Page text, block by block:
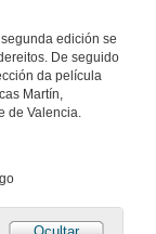
edición se
De seguido
da película
Martín,
de Valencia.